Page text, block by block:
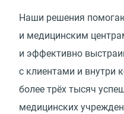
Наши решения
и медицинским
и эффективно
с клиентами и внутри
более трёх тысяч
медицинских